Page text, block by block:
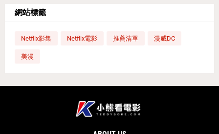
網站標籤
Netflix影集 Netflix電影 推薦清單 漫威DC
美漫